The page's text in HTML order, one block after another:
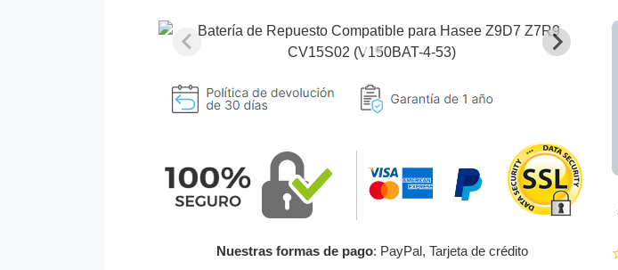
Nuestras formas de pago: PayPal, Tarjeta de crédito